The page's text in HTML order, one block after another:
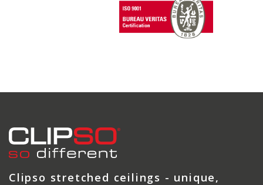
Clipso stretched ceilings - unique,